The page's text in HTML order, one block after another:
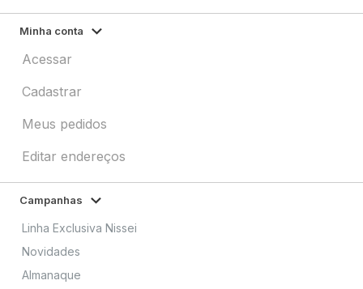
Minha conta
Acessar
Cadastrar
Meus pedidos
Editar endereços
Campanhas
Linha Exclusiva Nissei
Novidades
Almanaque